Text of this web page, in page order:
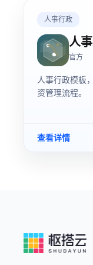
人事行政
人
官方
人事行政模板
资管理流程。
查看详情